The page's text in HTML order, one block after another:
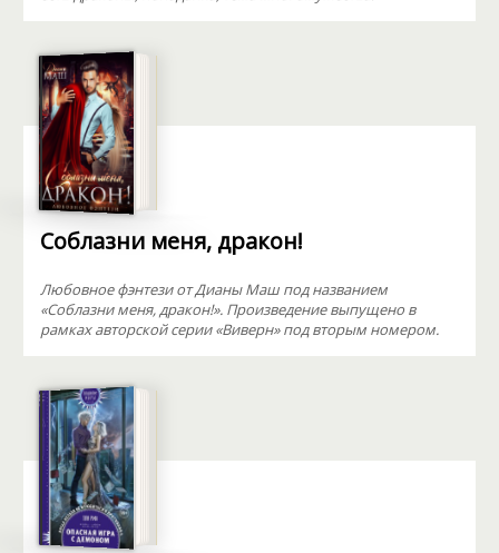
Соблазни меня, дракон!
Любовное фэнтези от Дианы Маш под названием
«Соблазни меня, дракон!». Произведение выпущено в
рамках авторской серии «Виверн» под вторым номером.